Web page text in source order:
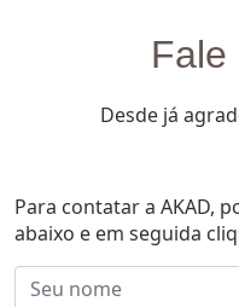
Fale
Desde já
Para contatar a AKAD,
abaixo e em seguida